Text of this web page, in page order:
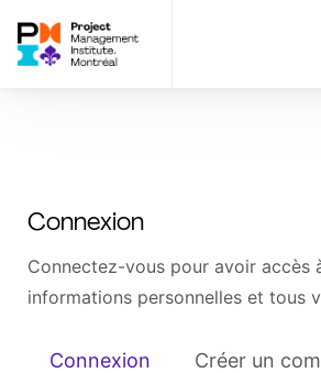
Connexion
Connectez-vous pour avoir accès
informations personnelles et tous
Connexion Créer un